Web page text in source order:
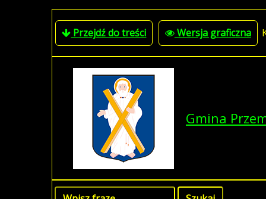
Przejdź do treści Wersja graficzna
Gmina